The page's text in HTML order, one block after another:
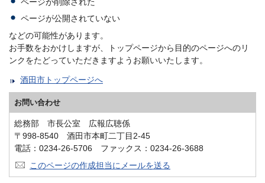
ページが削除された
ページが公開されていない
などの可能性があります。
お手数をおかけしますが、トップページから目的のページへのリ
ンクをたどっていただきますようお願いいたします。
酒田市トップページへ
お問い合わせ
総務部 市長公室 広報広聴係
〒998-8540 酒田市本町二丁目2-45
電話：0234-26-5706 ファックス：0234-26-3688
このページの作成担当にメールを送る